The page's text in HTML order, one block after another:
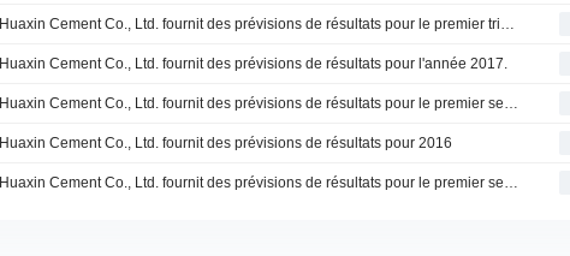
Huaxin Cement Co., Ltd. fournit des prévisions de résultats pour le premier trimestre 2018.
Huaxin Cement Co., Ltd. fournit des prévisions de résultats pour l'année 2017.
Huaxin Cement Co., Ltd. fournit des prévisions de résultats pour le premier semestre 2017.
Huaxin Cement Co., Ltd. fournit des prévisions de résultats pour 2016
Huaxin Cement Co., Ltd. fournit des prévisions de résultats pour le premier semestre 2016.